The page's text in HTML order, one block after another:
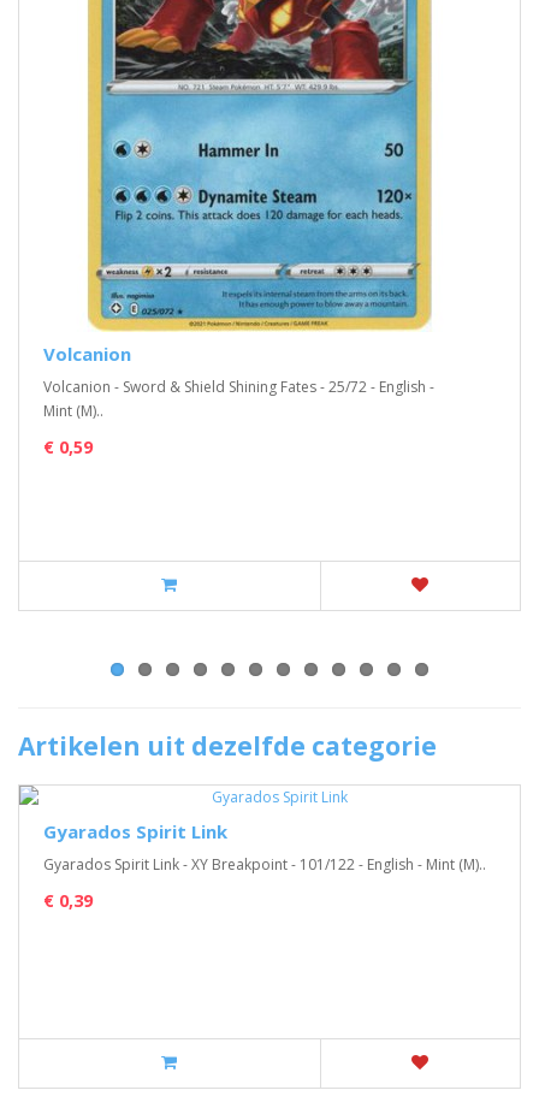
Volcanion
Volcanion - Sword & Shield Shining Fates - 25/72 - English -
Mint (M)..
€ 0,59
Artikelen uit dezelfde categorie
Gyarados Spirit Link
Gyarados Spirit Link - XY Breakpoint - 101/122 - English - Mint (M)..
€ 0,39